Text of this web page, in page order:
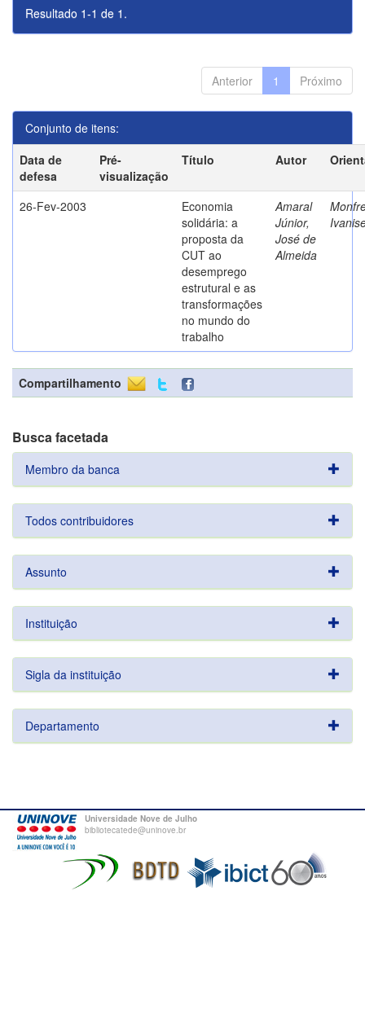
Resultado 1-1 de 1.
Anterior 1 Próximo
Conjunto de itens:
Data de
defesa
Pré-
visualização
Título Autor
26-Fev-2003
Economia
solidária: a
proposta da
CUT ao
desemprego
estrutural e as
transformações
no mundo do
trabalho
Amaral
Júnior,
José de
Almeida
Compartilhamento
Busca facetada
Membro da banca
Todos contribuidores
Assunto
Instituição
Sigla da instituição
Departamento
Universidade Nove de Julho
bibliotecatede@uninove.br